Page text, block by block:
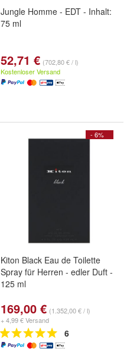
Jungle Homme - EDT - Inhalt:
75 ml
52,71 € (702,80 € / l)
Kostenloser Versand
- 6%
Kiton Black Eau de Toilette
Spray für Herren - edler Duft -
125 ml
169,00 € (1.352,00 € / l)
+ 4,99 € Versand
6